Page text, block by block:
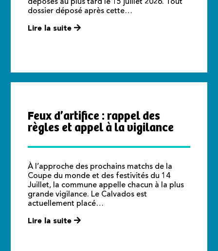
déposés au plus tard le 15 juillet 2026. Tout
dossier déposé après cette…
Lire la suite
Feux d’artifice : rappel des
règles et appel à la vigilance
À l’approche des prochains matchs de la
Coupe du monde et des festivités du 14
Juillet, la commune appelle chacun à la plus
grande vigilance. Le Calvados est
actuellement placé…
Lire la suite